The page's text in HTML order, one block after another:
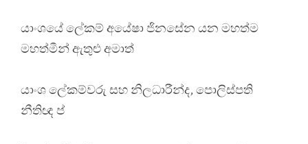
යාංශයේ ලේකම් අයේෂා ජිනසේන යන මහත්ම
මහත්මීන් ඇතුළු අමාත්
යාංශ ලේකම්වරු සහ නිලධාරීන්ද, පොලිස්පති
නීතිඥ ප්